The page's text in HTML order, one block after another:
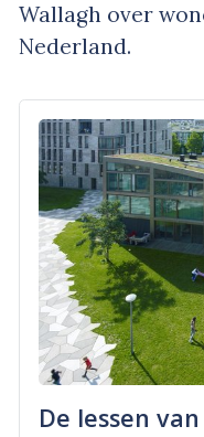
Wallagh over
Nederland.
De lessen